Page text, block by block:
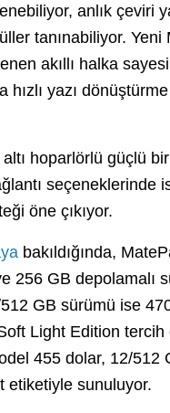
anlık çeviri
tanınabiliyor.
akıllı halka
hızlı yazı
altı hoparlörlü güçlü
seçeneklerinde
öne çıkıyor.
bakıldığında,
256 GB depolamalı
GB sürümü ise
Light Edition tercih
455 dolar, 12/512
etiketiyle sunuluyor.